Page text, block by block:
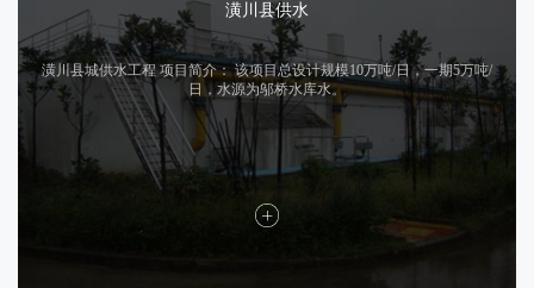
潢川县供水
潢川县城供水工程 项目简介： 该项目总设计规模10万吨/日，一期5万吨/
日，水源为邬桥水库水。